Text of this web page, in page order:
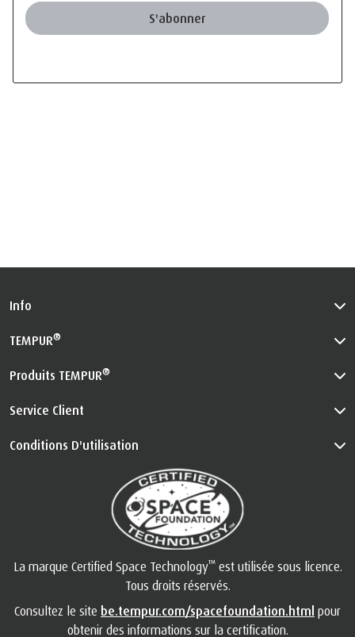
S'abonner
Info
TEMPUR®
Produits TEMPUR®
Service Client
Conditions D'utilisation
La marque Certified Space Technology™est utilisée sous licence.
Tous droits réservés.
Consultez le site be.tempur.com/spacefoundation.html pour
obtenir des informations sur la certification.